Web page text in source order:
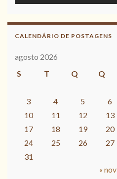
CALENDÁRIO DE POSTAGENS
agosto 2026
S
T Q Q
3
4 5 6
10
11 12 13
17
18 19 20
24
25 26 27
31
« nov